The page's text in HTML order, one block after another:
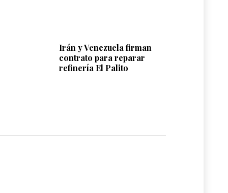
Irán y Venezuela firman
contrato para reparar
refinería El Palito